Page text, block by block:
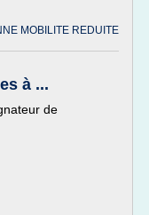
MOBILITE REDUITE
à ...
de